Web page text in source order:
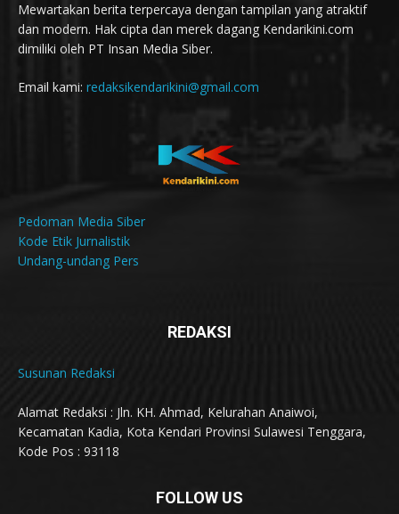
Mewartakan berita terpercaya dengan tampilan yang atraktif
dan modern. Hak cipta dan merek dagang Kendarikini.com
dimiliki oleh PT Insan Media Siber.
Email kami: redaksikendarikini@gmail.com
Pedoman Media Siber
Kode Etik Jurnalistik
Undang-undang Pers
REDAKSI
Susunan Redaksi
Alamat Redaksi : Jln. KH. Ahmad, Kelurahan Anaiwoi,
Kecamatan Kadia, Kota Kendari Provinsi Sulawesi Tenggara,
Kode Pos : 93118
FOLLOW US